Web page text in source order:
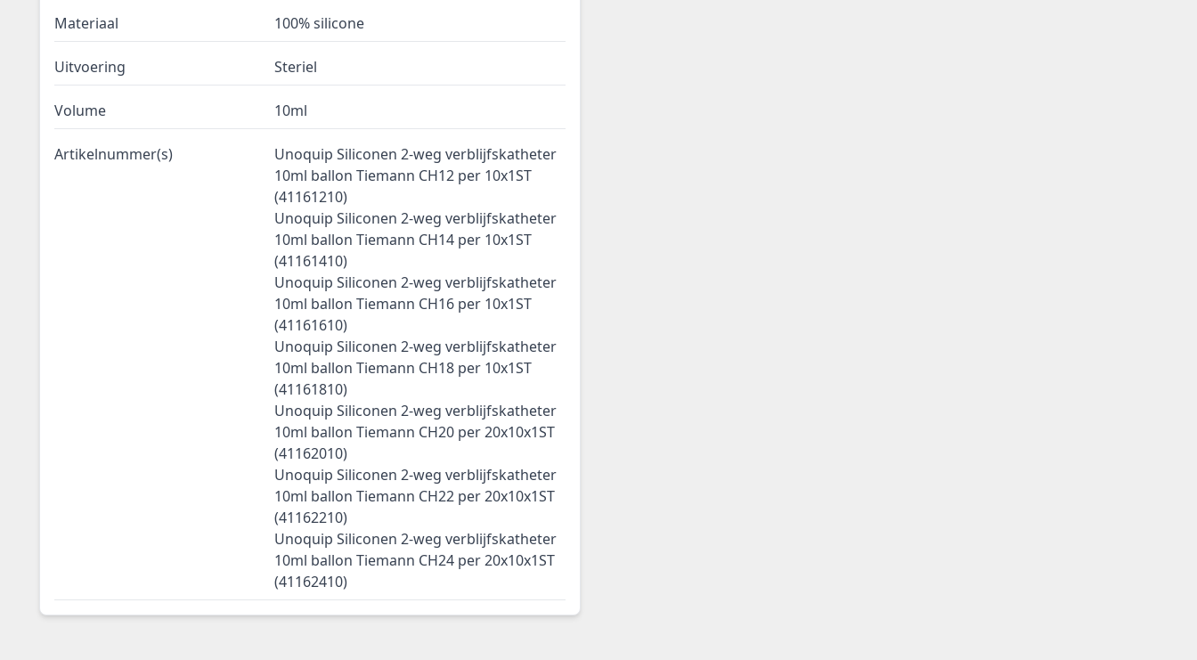
Materiaal 100% silicone
Uitvoering Steriel
Volume 10ml
Artikelnummer(s)
Unoquip Siliconen 2-weg verblijfskatheter
10ml ballon Tiemann CH12 per 10x1ST
(41161210)
Unoquip Siliconen 2-weg verblijfskatheter
10ml ballon Tiemann CH14 per 10x1ST
(41161410)
Unoquip Siliconen 2-weg verblijfskatheter
10ml ballon Tiemann CH16 per 10x1ST
(41161610)
Unoquip Siliconen 2-weg verblijfskatheter
10ml ballon Tiemann CH18 per 10x1ST
(41161810)
Unoquip Siliconen 2-weg verblijfskatheter
10ml ballon Tiemann CH20 per 20x10x1ST
(41162010)
Unoquip Siliconen 2-weg verblijfskatheter
10ml ballon Tiemann CH22 per 20x10x1ST
(41162210)
Unoquip Siliconen 2-weg verblijfskatheter
10ml ballon Tiemann CH24 per 20x10x1ST
(41162410)